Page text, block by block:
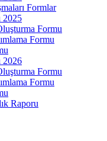
Formlar
2025
Formu
Formu
2026
Formu
Formu
Raporu